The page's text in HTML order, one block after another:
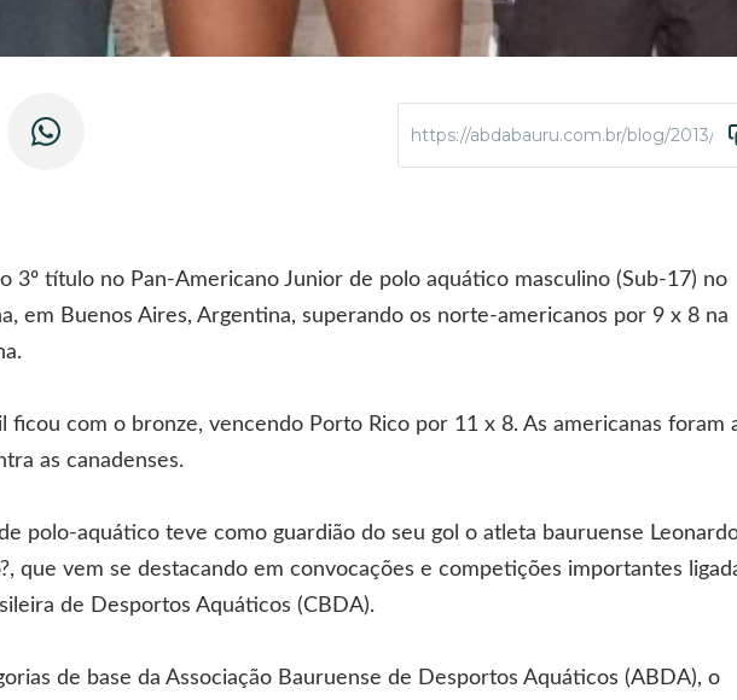
https://abdabauru.com.br/blog/2013/
3º título no Pan-Americano Junior de polo aquático masculino (Sub-17) no
em Buenos Aires, Argentina, superando os norte-americanos por 9 x 8 na
ficou com o bronze, vencendo Porto Rico por 11 x 8. As americanas foram
as canadenses.
polo-aquático teve como guardião do seu gol o atleta bauruense
que vem se destacando em convocações e competições importantes
de Desportos Aquáticos (CBDA).
de base da Associação Bauruense de Desportos Aquáticos (ABDA), o